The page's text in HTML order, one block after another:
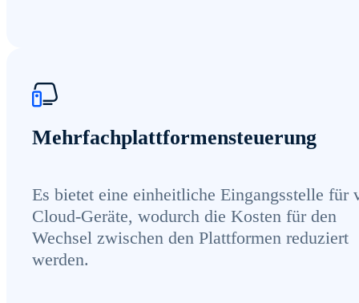
Mehrfachplattformensteuerung
Es bietet eine einheitliche Eingangsstelle für
Cloud-Geräte, wodurch die Kosten für den
Wechsel zwischen den Plattformen reduziert
werden.